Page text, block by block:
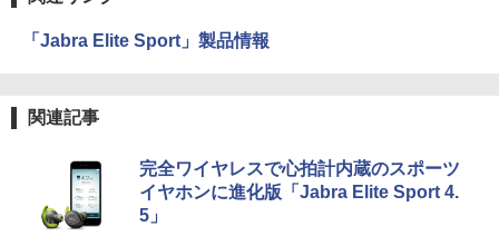
「Jabra Elite Sport」製品情報
関連記事
完全ワイヤレスで心拍計内蔵のスポーツ
イヤホンに進化版「Jabra Elite Sport 4.
5」